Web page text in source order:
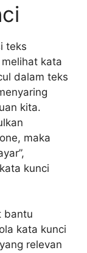
teks
kata
dalam teks
kita.
maka
kunci
bantu
kata kunci
relevan